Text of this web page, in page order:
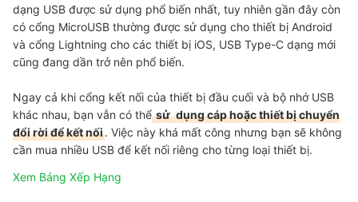
dạng USB được sử dụng phổ biến nhất, tuy nhiên gần đây còn
có cổng MicroUSB thường được sử dụng cho thiết bị Android
và cổng Lightning cho các thiết bị iOS, USB Type-C dạng mới
cũng đang dần trở nên phổ biến.
Ngay cả khi cổng kết nối của thiết bị đầu cuối và bộ nhớ USB
khác nhau, bạn vẫn có thểsử dụng cáp hoặc thiết bị chuyển
đổi rời để kết nối. Việc này khá mất công nhưng bạn sẽ không
cần mua nhiều USB để kết nối riêng cho từng loại thiết bị.
Xem Bảng Xếp Hạng